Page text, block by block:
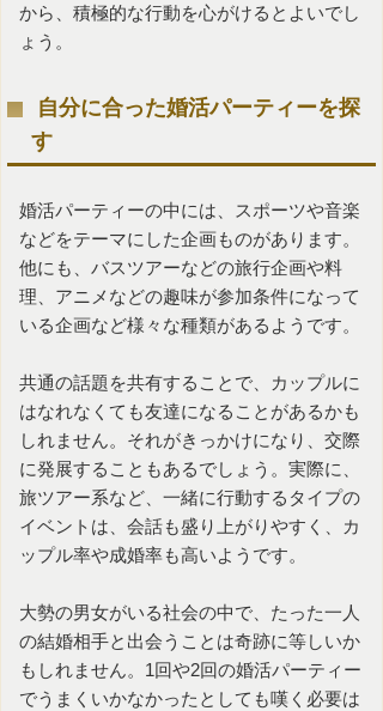
から、積極的な行動を心がけるとよいでし
ょう。
自分に合った婚活パーティーを探
す
婚活パーティーの中には、スポーツや音楽
などをテーマにした企画ものがあります。
他にも、バスツアーなどの旅行企画や料
理、アニメなどの趣味が参加条件になって
いる企画など様々な種類があるようです。
共通の話題を共有することで、カップルに
はなれなくても友達になることがあるかも
しれません。それがきっかけになり、交際
に発展することもあるでしょう。実際に、
旅ツアー系など、一緒に行動するタイプの
イベントは、会話も盛り上がりやすく、カ
ップル率や成婚率も高いようです。
大勢の男女がいる社会の中で、たった一人
の結婚相手と出会うことは奇跡に等しいか
もしれません。1回や2回の婚活パーティー
でうまくいかなかったとしても嘆く必要は